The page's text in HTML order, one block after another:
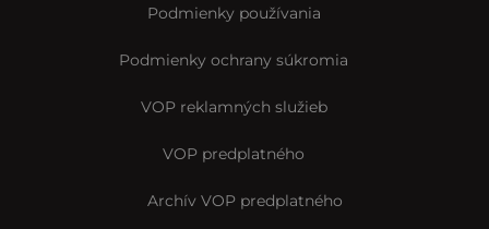
Podmienky používania
Podmienky ochrany súkromia
VOP reklamných služieb
VOP predplatného
Archív VOP predplatného